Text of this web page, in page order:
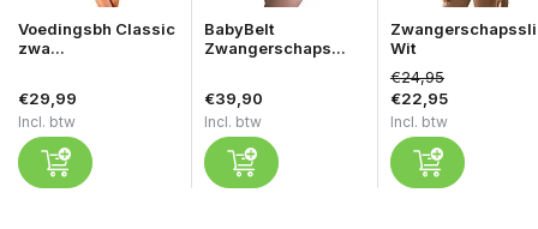
Voedingsbh Classic
zwa...
€29,99
Incl. btw
BabyBelt
Zwangerschaps...
€39,90
Incl. btw
Wit
€24,95
€22,95
Incl. btw